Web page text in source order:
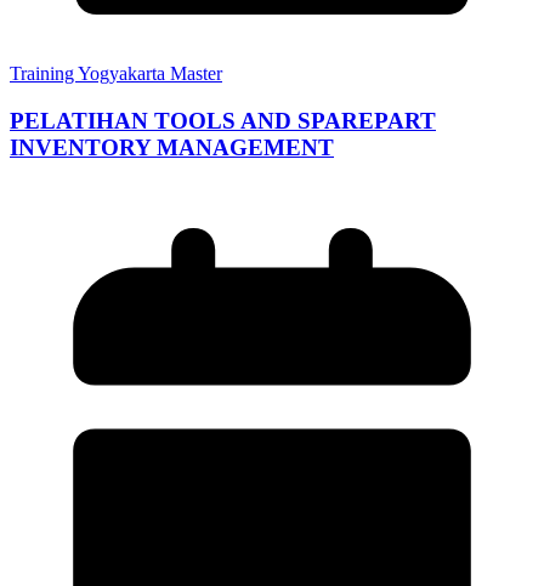
Training Yogyakarta Master
PELATIHAN TOOLS AND SPAREPART
INVENTORY MANAGEMENT